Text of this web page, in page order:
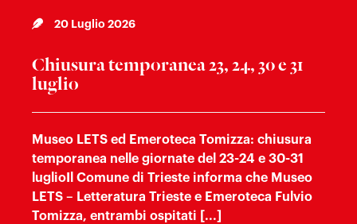
20 Luglio 2026
Chiusura temporanea 23, 24, 30 e 31
luglio
Museo LETS ed Emeroteca Tomizza: chiusura
temporanea nelle giornate del 23-24 e 30-31
luglioIl Comune di Trieste informa che Museo
LETS – Letteratura Trieste e Emeroteca Fulvio
Tomizza, entrambi ospitati [...]